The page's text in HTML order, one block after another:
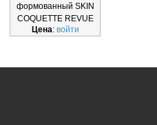
формованный SKIN
COQUETTE REVUE
Б53119-0
Цена: войти